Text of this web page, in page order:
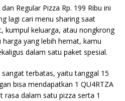
Regular Pizza Rp. 199 Ribu ini
lagi cari menu sharing saat
kumpul keluarga, atau nongkrong
yang lebih hemat, kamu
dalam satu paket spesial.
terbatas, yaitu tanggal 15
bisa mendapatkan 1 QU4RTZA
rasa dalam satu pizza serta 1